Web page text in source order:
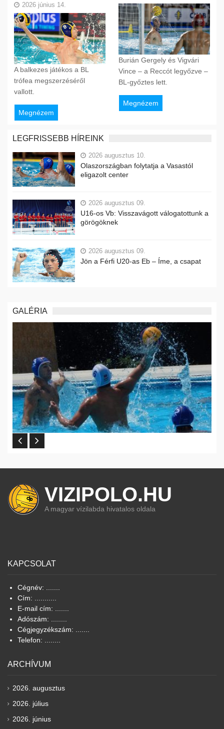
2026 június 14.
A balkezes játékos a BL
trófea megszerzéséről
vallott.
Megnézem
Burián Gergely és Vigvári
Vince – a Reccót legyőzve –
BL-győztes lett.
Megnézem
LEGFRISSEBB HÍREINK
2026 augusztus 10.
Olaszországban folytatja a Vasastól
eligazolt center
2026 augusztus 09.
U16-os Vb: Visszavágott válogatottunk a
görögöknek
2026 augusztus 09.
Jön a Férfi U20-as Eb – Íme, a csapat
GALÉRIA
VIZIPOLO.HU
A magyar vízilabda hivatalos oldala
KAPCSOLAT
Cégnév: .......
Cím: ...........
E-mail cím: .......
Adószám: ........
Cégjegyzékszám: .......
Telefon: ........
ARCHÍVUM
2026. augusztus
2026. július
2026. június